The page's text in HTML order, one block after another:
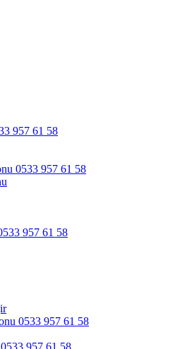
957 61 58
0533 957 61 58
957 61 58
0533 957 61 58